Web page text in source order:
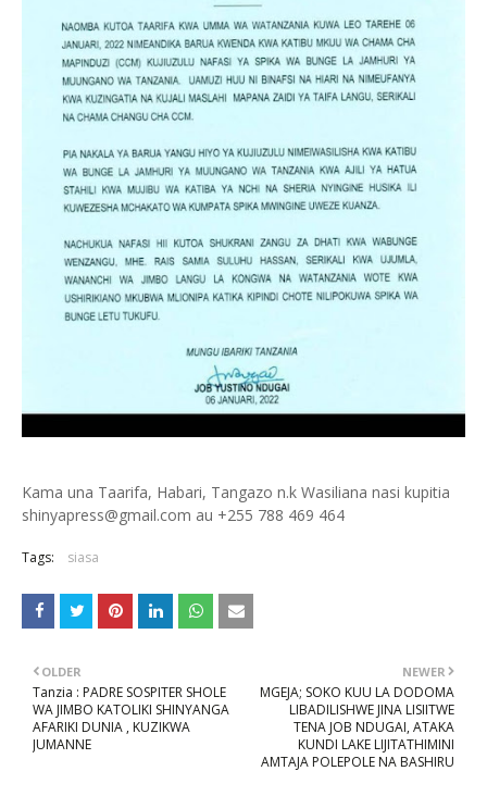
Kama una Taarifa, Habari, Tangazo n.k Wasiliana nasi kupitia
shinyapress@gmail.com au +255 788 469 464
Tags: siasa
NEWER
MGEJA; SOKO KUU LA DODOMA
LIBADILISHWE JINA LISIITWE
TENA JOB NDUGAI, ATAKA
KUNDI LAKE LIJITATHIMINI
AMTAJA POLEPOLE NA BASHIRU
OLDER
Tanzia : PADRE SOSPITER SHOLE
WA JIMBO KATOLIKI SHINYANGA
AFARIKI DUNIA , KUZIKWA
JUMANNE